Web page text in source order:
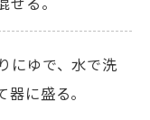
にゆで、水で洗
に盛る。